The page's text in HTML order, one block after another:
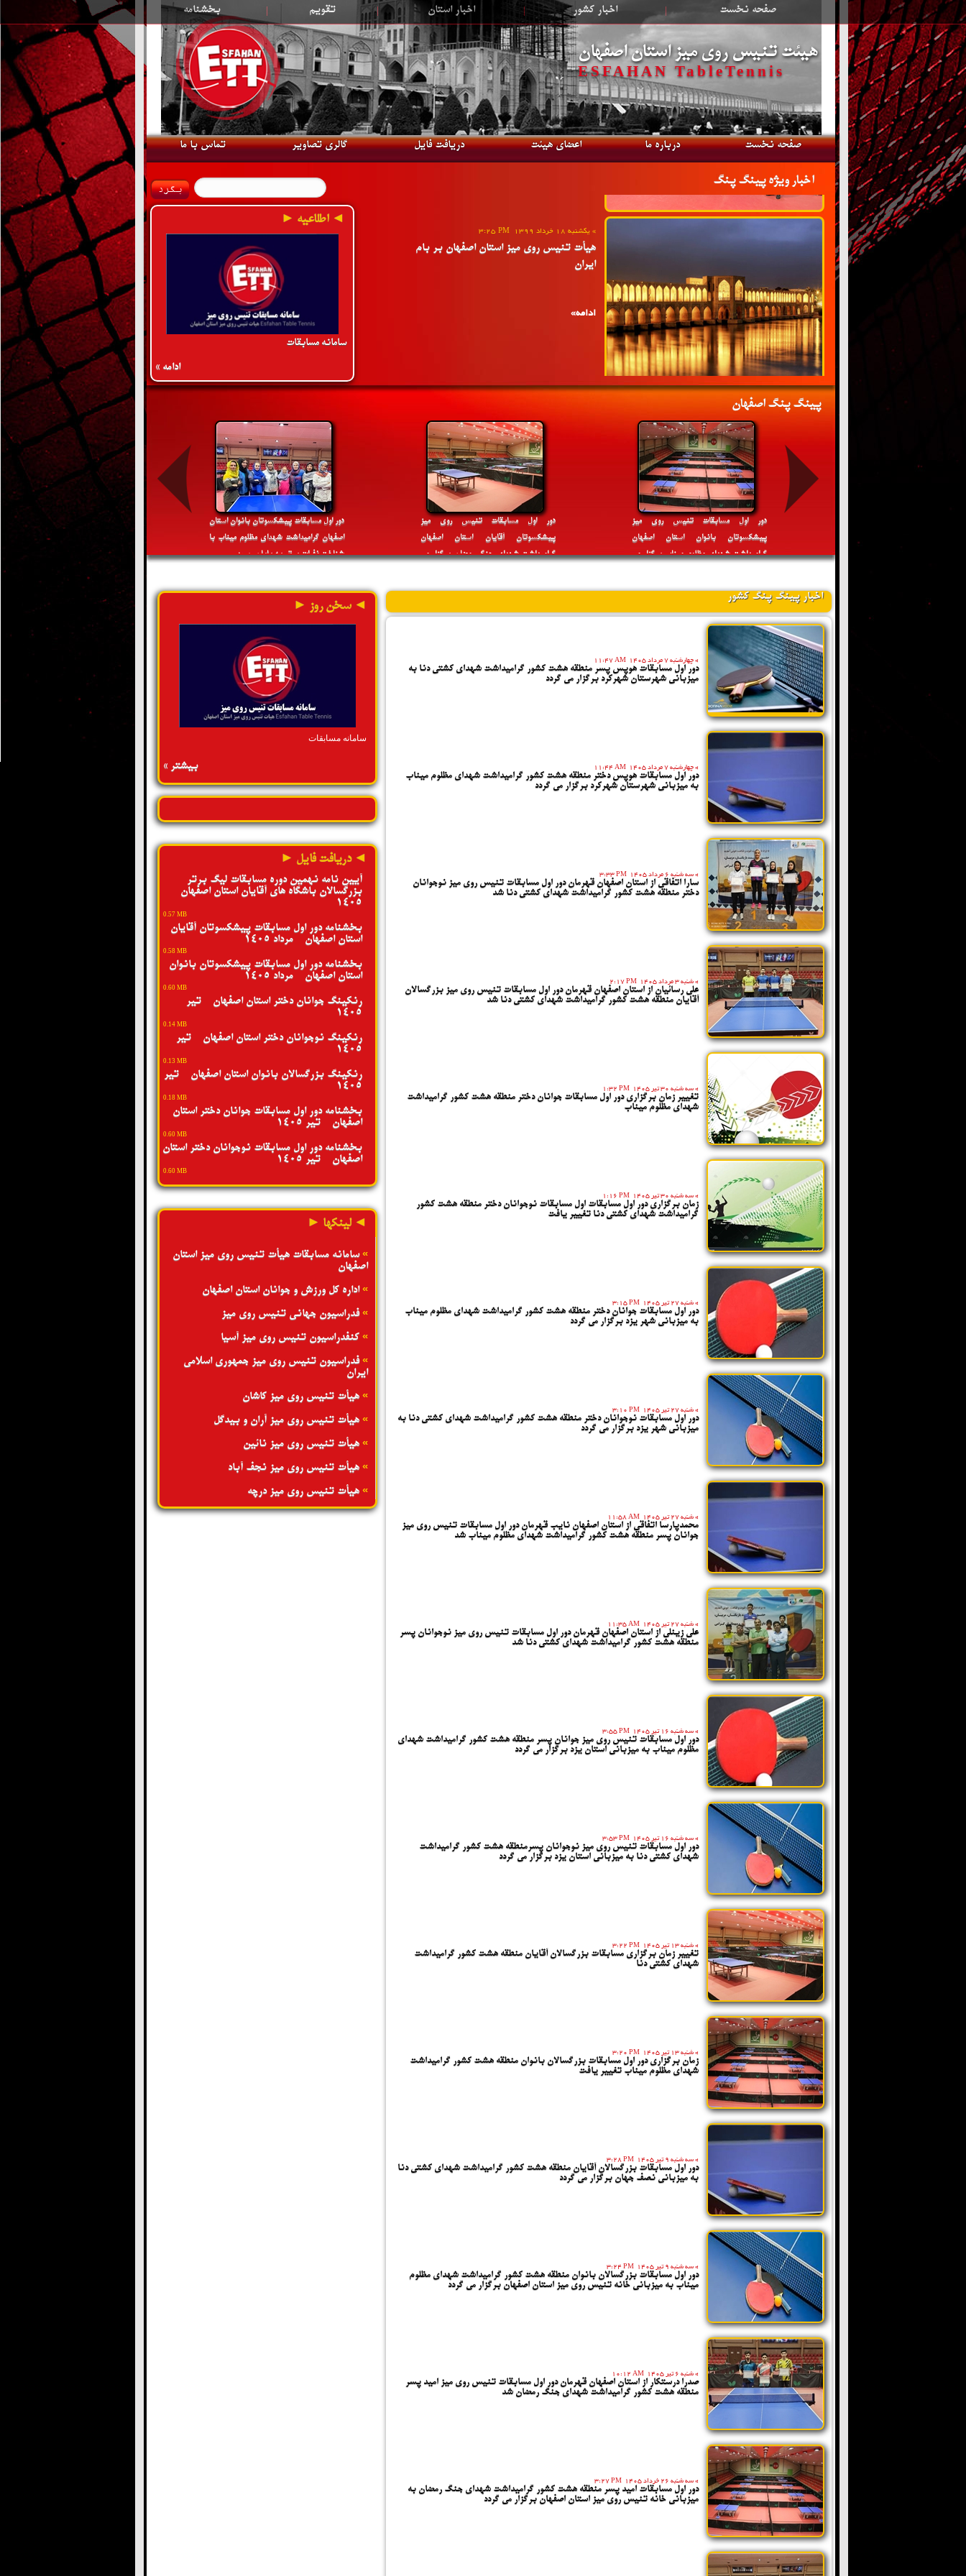
صفحه نخست | اخبار کشور | اخبار استان | تقویم | بخشنامه
هیئت تنیس روی میز استان اصفهان
ESFAHAN TableTennis
صفحه نخست درباره ما اعضای هیئت دریافت فایل گالری تصاویر تماس با ما
◄ اطلاعیه ►
سامانه مسابقات
ادامه »
اخبار ویژه پینگ پنگ
»دوشنبه 18 مهر 1401 2:54 PM
هتریک نایب قهرمانی اصفهان در رقابت های
المپیاد استعدادهای برتر ایران
ادامه»
هیأت تنیس روی میز استان اصفهان بر بام
ایران
مهدی تکابی به عنوان عضو جدید هیئت رئیسه
فدراسیون تنیس روی میز منصوب شد
المپیاد استعدادهای برتر ایران
ادامه»
پینگ پنگ اصفهان
دور اول مسابقات پیشکسوتان بانوان استان
اصفهان گرامیداشت شهدای مظلوم میناب با
شناخت نفرات برتر به پایان رسید
دور اول مسابقات تنیس روی میز
پیشکسوتان آقایان استان اصفهان
گرامیداشت شهدای جنگ رمضان برگزار می
دور اول مسابقات تنیس روی میز
پیشکسوتان بانوان استان اصفهان
گرامیداشت شهدای مظلوم میناب برگزار می
◄ سخن روز ►
سامانه مسابقات
بیشتر »
◄ دریافت فایل ►
آیین نامه نهمین دوره مسابقات لیگ برتر
بزرگسالان باشگاه های آقایان استان اصفهان -
1405
0.57 MB
بخشنامه دور اول مسابقات پیشکسوتان آقایان
استان اصفهان - مرداد 1405
0.58 MB
بخشنامه دور اول مسابقات پیشکسوتان بانوان
استان اصفهان - مرداد 1405
0.60 MB
رنکینگ جوانان دختر استان اصفهان - تیر
1405
0.14 MB
رنکینگ نوجوانان دختر استان اصفهان - تیر
1405
0.13 MB
رنکینگ بزرگسالان بانوان استان اصفهان - تیر
1405
0.18 MB
بخشنامه دور اول مسابقات جوانان دختر استان
اصفهان - تیر 1405
0.60 MB
بخشنامه دور اول مسابقات نوجوانان دختر استان
اصفهان - تیر 1405
0.60 MB
◄ لینکها ►
»سامانه مسابقات هیأت تنیس روی میز استان
اصفهان
»اداره کل ورزش و جوانان استان اصفهان
»فدراسیون جهانی تنیس روی میز
» کنفدراسیون تنیس روی میز آسیا
»فدراسیون تنیس روی میز جمهوری اسلامی
ایران
» هیأت تنیس روی میز کاشان
» هیأت تنیس روی میز آران و بیدگل
» هیأت تنیس روی میز نائین
» هیأت تنیس روی میز نجف آباد
» هیأت تنیس روی میز درچه
اخبار پینگ پنگ کشور
» چهارشنبه 7 مرداد 1405 11:47 AM
دور اول مسابقات هوپس پسر منطقه هشت کشور گرامیداشت شهدای کشتی دنا به
میزبانی شهرستان شهرکرد برگزار می گردد
» چهارشنبه 7 مرداد 1405 11:44 AM
دور اول مسابقات هوپس دختر منطقه هشت کشور گرامیداشت شهدای مظلوم میناب
به میزبانی شهرستان شهرکرد برگزار می گردد
» سه شنبه 6 مرداد 1405 3:33 PM
سارا اتفاقی از استان اصفهان قهرمان دور اول مسابقات تنیس روی میز نوجوانان
دختر منطقه هشت کشور گرامیداشت شهدای کشتی دنا شد
» شنبه 3 مرداد 1405 2:17 PM
علی رسائیان از استان اصفهان قهرمان دور اول مسابقات تنیس روی میز بزرگسالان
آقایان منطقه هشت کشور گرامیداشت شهدای کشتی دنا شد
» سه شنبه 30 تیر 1405 1:32 PM
تغییر زمان برگزاری دور اول مسابقات جوانان دختر منطقه هشت کشور گرامیداشت
شهدای مظلوم میناب
» سه شنبه 30 تیر 1405 1:16 PM
زمان برگزاری دور اول مسابقات اول مسابقات نوجوانان دختر منطقه هشت کشور
گرامیداشت شهدای کشتی دنا تغییر یافت
» شنبه 27 تیر 1405 3:15 PM
دور اول مسابقات جوانان دختر منطقه هشت کشور گرامیداشت شهدای مظلوم میناب
به میزبانی شهر یزد برگزار می گردد
» شنبه 27 تیر 1405 3:10 PM
دور اول مسابقات نوجوانان دختر منطقه هشت کشور گرامیداشت شهدای کشتی دنا به
میزبانی شهر یزد برگزار می گردد
» شنبه 27 تیر 1405 11:58 AM
محمدپارسا اتفاقی از استان اصفهان نایب قهرمان دور اول مسابقات تنیس روی میز
جوانان پسر منطقه هشت کشور گرامیداشت شهدای مظلوم میناب شد
» شنبه 27 تیر 1405 11:35 AM
علی زینلی از استان اصفهان قهرمان دور اول مسابقات تنیس روی میز نوجوانان پسر
منطقه هشت کشور گرامیداشت شهدای کشتی دنا شد
» سه شنبه 16 تیر 1405 3:55 PM
دور اول مسابقات تنیس روی میز جوانان پسر منطقه هشت کشور گرامیداشت شهدای
مظلوم میناب به میزبانی استان یزد برگزار می گردد
» سه شنبه 16 تیر 1405 3:53 PM
دور اول مسابقات تنیس روی میز نوجوانان پسرمنطقه هشت کشور گرامیداشت
شهدای کشتی دنا به میزبانی استان یزد برگزار می گردد
» شنبه 13 تیر 1405 3:22 PM
تغییر زمان برگزاری مسابقات بزرگسالان آقایان منطقه هشت کشور گرامیداشت
شهدای کشتی دنا
» شنبه 13 تیر 1405 3:20 PM
زمان برگزاری دور اول مسابقات بزرگسالان بانوان منطقه هشت کشور گرامیداشت
شهدای مظلوم میناب تغییر یافت
» سه شنبه 9 تیر 1405 3:28 PM
دور اول مسابقات بزرگسالان آقایان منطقه هشت کشور گرامیداشت شهدای کشتی دنا
به میزبانی نصف جهان برگزار می گردد
» سه شنبه 9 تیر 1405 3:24 PM
دور اول مسابقات بزرگسالان بانوان منطقه هشت کشور گرامیداشت شهدای مظلوم
میناب به میزبانی خانه تنیس روی میز استان اصفهان برگزار می گردد
» شنبه 6 تیر 1405 10:12 AM
صدرا درستکار از استان اصفهان قهرمان دور اول مسابقات تنیس روی میز امید پسر
منطقه هشت کشور گرامیداشت شهدای جنگ رمضان شد
» سه شنبه 26 خرداد 1405 3:27 PM
دور اول مسابقات امید پسر منطقه هشت کشور گرامیداشت شهدای جنگ رمضان به
میزبانی خانه تنیس روی میز استان اصفهان برگزار می گردد